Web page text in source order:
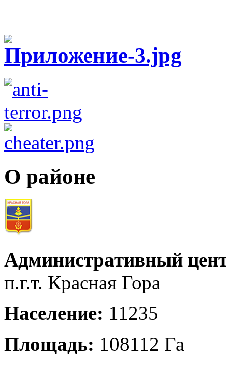
О районе
Административный
п.г.т. Красная Гора
Население: 11235
Площадь: 108112 Га